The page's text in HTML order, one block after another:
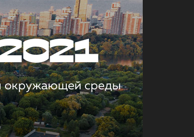
окружающей среды